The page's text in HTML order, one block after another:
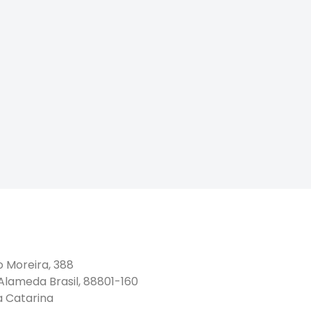
Moreira, 388
Brasil, 88801-160
Catarina